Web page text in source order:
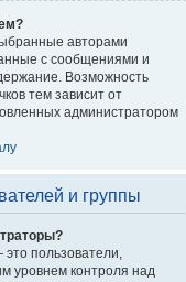
авторами
с сообщениями и
Возможность
тем зависит от
администратором
и группы
пользователи,
уровнем контроля над